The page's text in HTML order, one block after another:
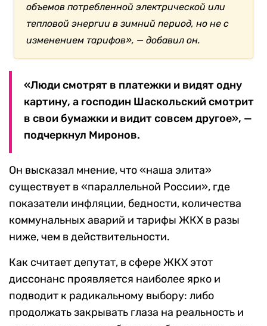
объемов потребленной электрической или
тепловой энергии в зимний период, но не с
изменением тарифов», — добавил он.
«Люди смотрят в платежки и видят одну
картину, а господин Шаскольский смотрит
в свои бумажки и видит совсем другое», —
подчеркнул Миронов.
Он высказал мнение, что «наша элита»
существует в «параллельной России», где
показатели инфляции, бедности, количества
коммунальных аварий и тарифы ЖКХ в разы
ниже, чем в действительности.
Как считает депутат, в сфере ЖКХ этот
диссонанс проявляется наиболее ярко и
подводит к радикальному выбору: либо
продолжать закрывать глаза на реальность и